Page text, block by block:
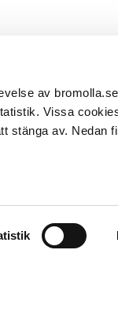
av
Vissa
stänga av. Nedan